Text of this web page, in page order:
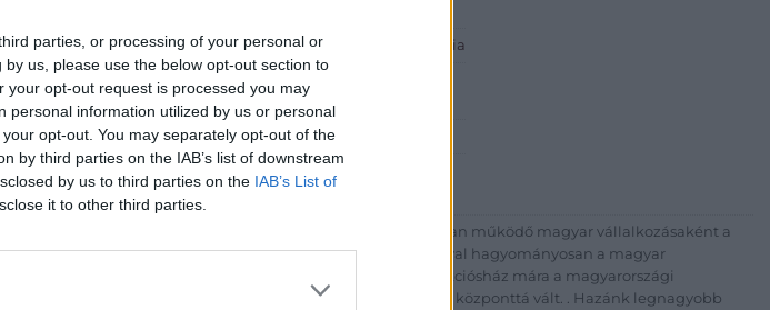
parties, or processing of your personal or
us, please use the below opt-out section to
opt-out request is processed you may
personal information utilized by us or personal
opt-out. You may separately opt-out of the
by third parties on the IAB’s list of downstream
by us to third parties on the IAB’s List of
it to other third parties.
Eladó: BÁV ART Aukciósház és Galéria
Cím: BÁV ZRt.
1027 Budapest, Csalogány u. 23-33.
Telefon: (06 1) 331 0513
Az ország legnagyobb múltú, 240 esztendeje jogfolytonosan működő magyar vállalkozásaként a
tapasztalatával, szakmai tekintélyével és megbízhatóságával hagyományosan a magyar
meghatározó szereplője. A 2007-ben megújult BÁV Aukciósház mára a magyarországi
egyik legfontosabb színterévé, kereskedelmi és árverési központtá vált. . Hazánk legnagyobb